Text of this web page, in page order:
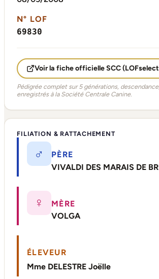
N° LOF
69830
Voir la fiche officielle SCC
Pédigrée complet sur 5 générations,
enregistrés à la Société Centrale Canine.
FILIATION & RATTACHEMENT
♂
PÈRE
VIVALDI DES MARAIS DE
♀
MÈRE
VOLGA
ÉLEVEUR
Mme DELESTRE Joëlle